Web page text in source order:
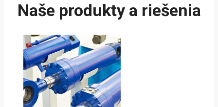
Naše produkty a riešenia